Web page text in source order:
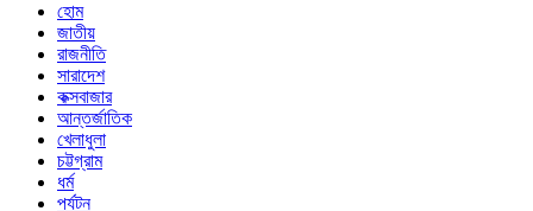
হোম
জাতীয়
রাজনীতি
সারাদেশ
কক্সবাজার
আন্তর্জাতিক
খেলাধুলা
চট্টগ্রাম
ধর্ম
পর্যটন